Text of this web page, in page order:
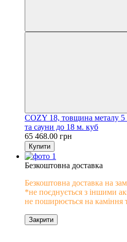
COZY 18, товщина металу 5
та сауни до 18 м. куб
65 468.00 грн
Купити
Безкоштовна доставка
Безкоштовна доставка на
*не поєднується з іншими
не поширюється на каміння
Закрити